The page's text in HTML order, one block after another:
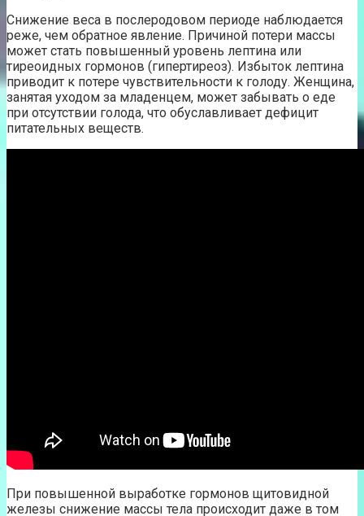
Снижение веса в послеродовом периоде наблюдается
реже, чем обратное явление. Причиной потери массы
может стать повышенный уровень лептина или
тиреоидных гормонов (гипертиреоз). Избыток лептина
приводит к потере чувствительности к голоду. Женщина,
занятая уходом за младенцем, может забывать о еде
при отсутствии голода, что обуславливает дефицит
питательных веществ.
При повышенной выработке гормонов щитовидной
железы снижение массы тела происходит даже в том